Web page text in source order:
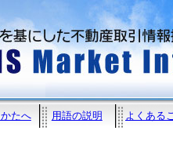
たへ 用語の説明 よくある